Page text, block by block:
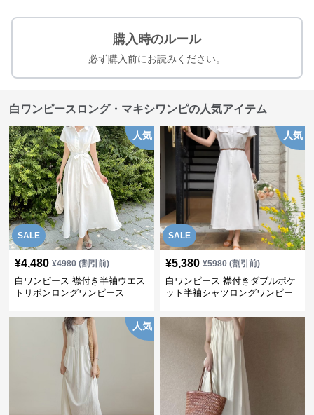
購入時のルール
必ず購入前にお読みください。
白ワンピースロング・マキシワンピの人気アイテム
SALE
人気
¥4,480 ¥4980(割引前)
白ワンピース 襟付き半袖ウエス
トリボンロングワンピース
SALE
人気
¥5,380 ¥5980(割引前)
白ワンピース 襟付きダブルポケ
ット半袖シャツロングワンピー
人気